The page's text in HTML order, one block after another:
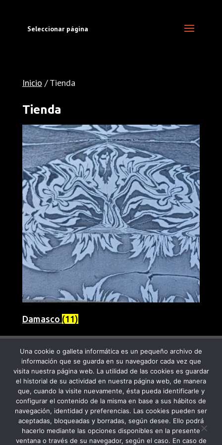
Seleccionar página
Inicio / Tienda
Tienda
Damasco (11)
PROGRAMA KIT DIGITAL FINANCIADO POR
LOS FONDOS NEXT GENERATION DEL
Una cookie o galleta informática es un pequeño archivo de
información que se guarda en su navegador cada vez que
visita nuestra página web. La utilidad de las cookies es guardar
el historial de su actividad en nuestra página web, de manera
que, cuando la visite nuevamente, ésta pueda identificarle y
configurar el contenido de la misma en base a sus hábitos de
navegación, identidad y preferencias. Las cookies pueden ser
aceptadas, bloqueadas y borradas, según desee. Ello podrá
hacerlo mediante las opciones disponibles en la presente
ventana o través de su navegador, según el caso. En caso de